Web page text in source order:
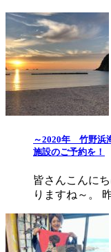
～2020年 竹野浜
施設のご予約を！
皆さんこんに
りますね～。